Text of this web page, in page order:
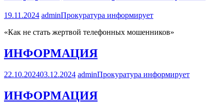
19.11.2024 adminПрокуратура информирует
«Как не стать жертвой телефонных мошенников»
ИНФОРМАЦИЯ
22.10.202403.12.2024 adminПрокуратура информирует
ИНФОРМАЦИЯ